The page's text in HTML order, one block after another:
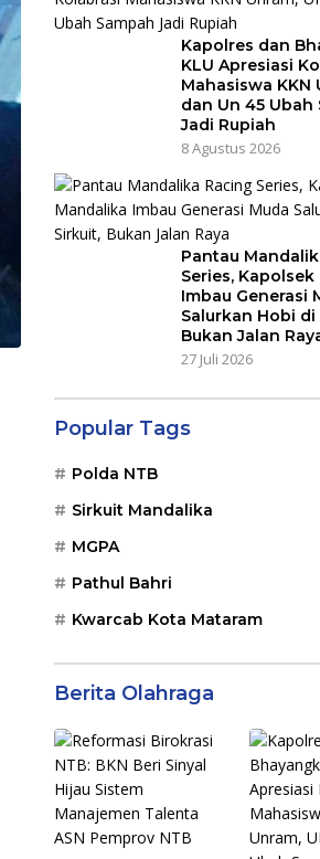
Kapolres dan
KLU Apresiasi
Mahasiswa KKN
dan Un 45 Ubah
Jadi Rupiah
8 Agustus 2026
Pantau
Series,
Imbau Generasi
Salurkan Hobi di
Bukan Jalan
27 Juli 2026
Popular Tags
Polda NTB
Sirkuit Mandalika
MGPA
Pathul Bahri
Kwarcab Kota Mataram
Berita Olahraga